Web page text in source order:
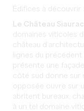
Édifices à découvrir :
Le Château Siaurac
domaines viticoles
château
lignes du précédent
présente une
côté sud donne sur
opposée ouvre sur
abritent bureaux,
à un tel domaine